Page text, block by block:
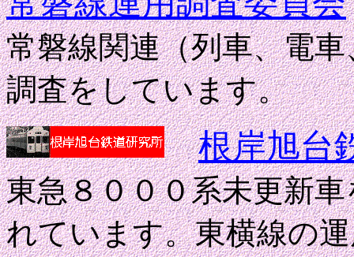
常磐線関連（列車、電
調査をしています。
根岸旭台
東急８０００系未更新
れています。東横線の